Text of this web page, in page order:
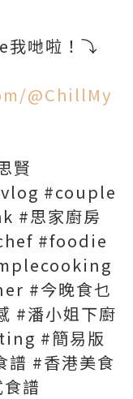
我哋啦！⤵️
@ChillMy
賢
#couple
#思家廚房
#foodie
#今晚食乜
#潘小姐下廚
#簡易版
譜 #香港美食
譜